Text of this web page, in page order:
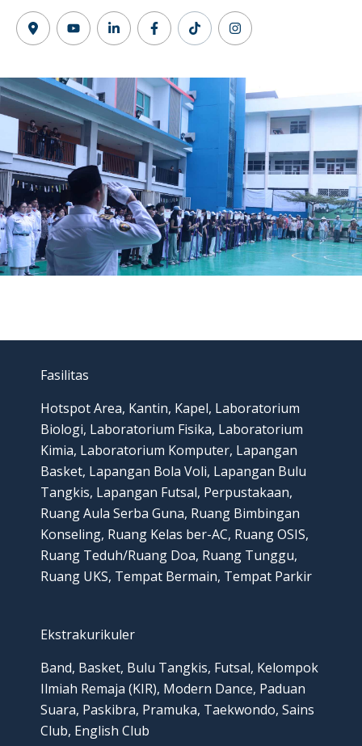
Fasilitas
Hotspot Area, Kantin, Kapel, Laboratorium
Biologi, Laboratorium Fisika, Laboratorium
Kimia, Laboratorium Komputer, Lapangan
Basket, Lapangan Bola Voli, Lapangan Bulu
Tangkis, Lapangan Futsal, Perpustakaan,
Ruang Aula Serba Guna, Ruang Bimbingan
Konseling, Ruang Kelas ber-AC, Ruang OSIS,
Ruang Teduh/Ruang Doa, Ruang Tunggu,
Ruang UKS, Tempat Bermain, Tempat Parkir
Ekstrakurikuler
Band, Basket, Bulu Tangkis, Futsal, Kelompok
Ilmiah Remaja (KIR), Modern Dance, Paduan
Suara, Paskibra, Pramuka, Taekwondo, Sains
Club, English Club